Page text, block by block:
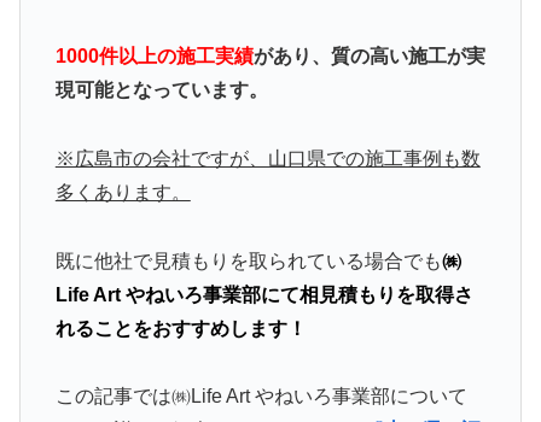
1000件以上の施工実績があり、質の高い施工が実
現可能となっています。
※広島市の会社ですが、山口県での施工事例も数
多くあります。
既に他社で見積もりを取られている場合でも㈱
Life Art やねいろ事業部にて相見積もりを取得さ
れることをおすすめします！
この記事では㈱Life Art やねいろ事業部について